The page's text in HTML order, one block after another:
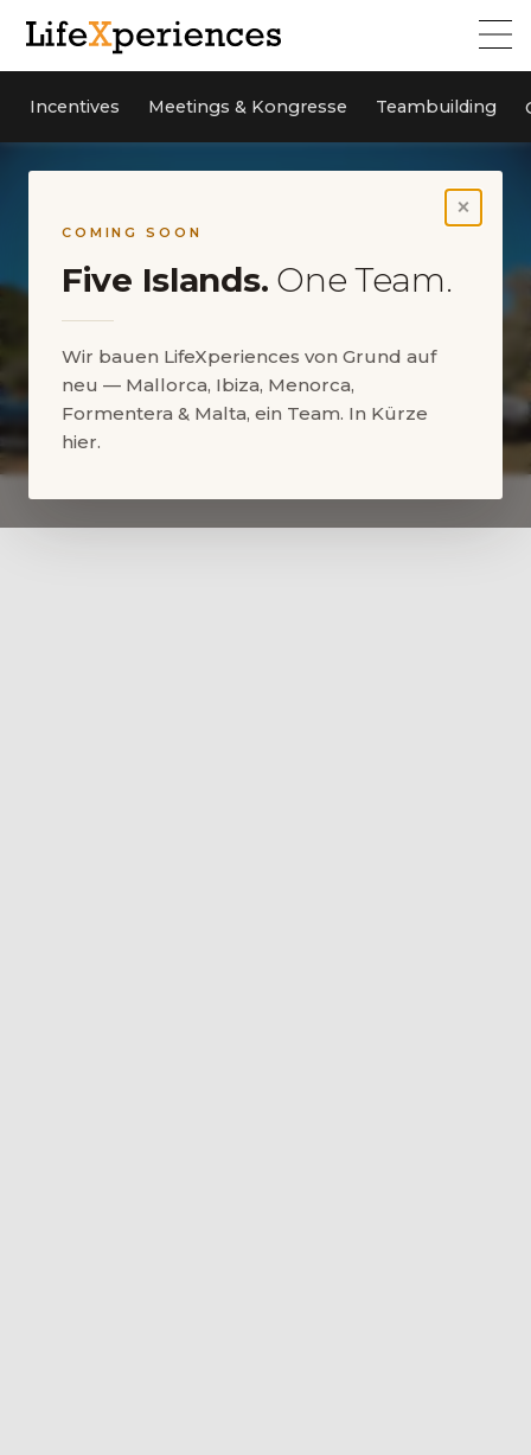
Incentives Meetings & Kongresse Teambuilding
×
COMING SOON
Five Islands. One Team.
Wir bauen LifeXperiences von Grund auf
neu — Mallorca, Ibiza, Menorca,
Formentera & Malta, ein Team. In Kürze
hier.